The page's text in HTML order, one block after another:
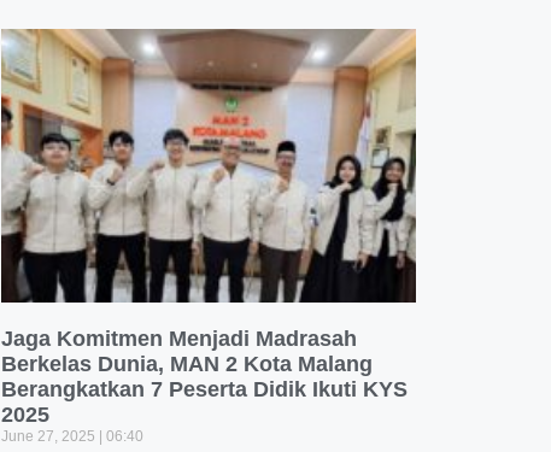
Jaga Komitmen Menjadi Madrasah
Berkelas Dunia, MAN 2 Kota Malang
Berangkatkan 7 Peserta Didik Ikuti KYS
2025
June 27, 2025 06:40